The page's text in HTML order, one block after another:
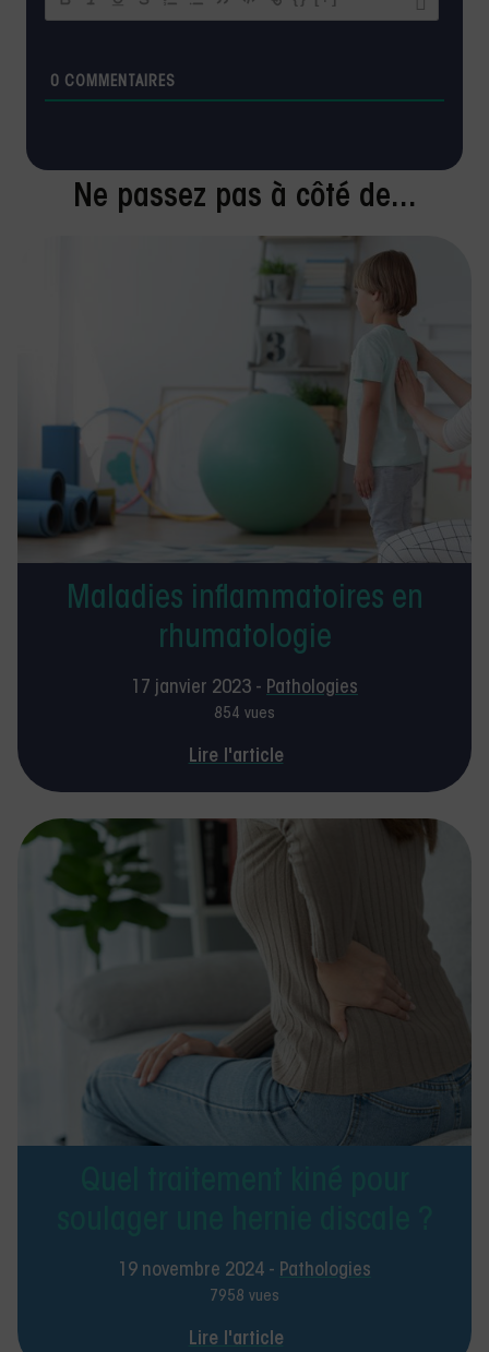
0 COMMENTAIRES
Ne passez pas à côté de...
Maladies inflammatoires en
rhumatologie
17 janvier 2023 - Pathologies
854 vues
Lire l'article
19 novembre 2024 - Pathologies
7958 vues
Lire l'article